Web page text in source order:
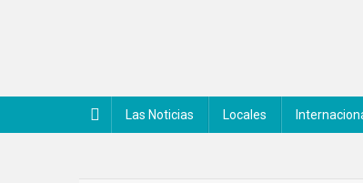
Las Noticias Locales